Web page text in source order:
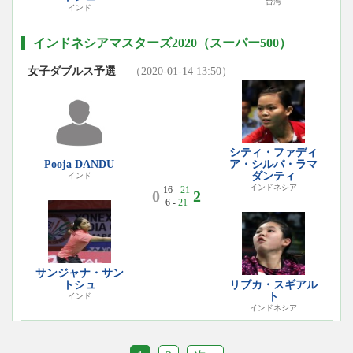
インド
インドネシアマスターズ2020（スーパー500）
女子ダブルス予選 （2020-01-14 13:50）
Pooja DANDU
インド
サンジャナ・サン
トシュ
インド
0 16 - 21
6 - 21 2
シティ・ファディ
ア・シルバ・ラマ
ダンティ
インドネシア
リブカ・スギアル
ト
インドネシア